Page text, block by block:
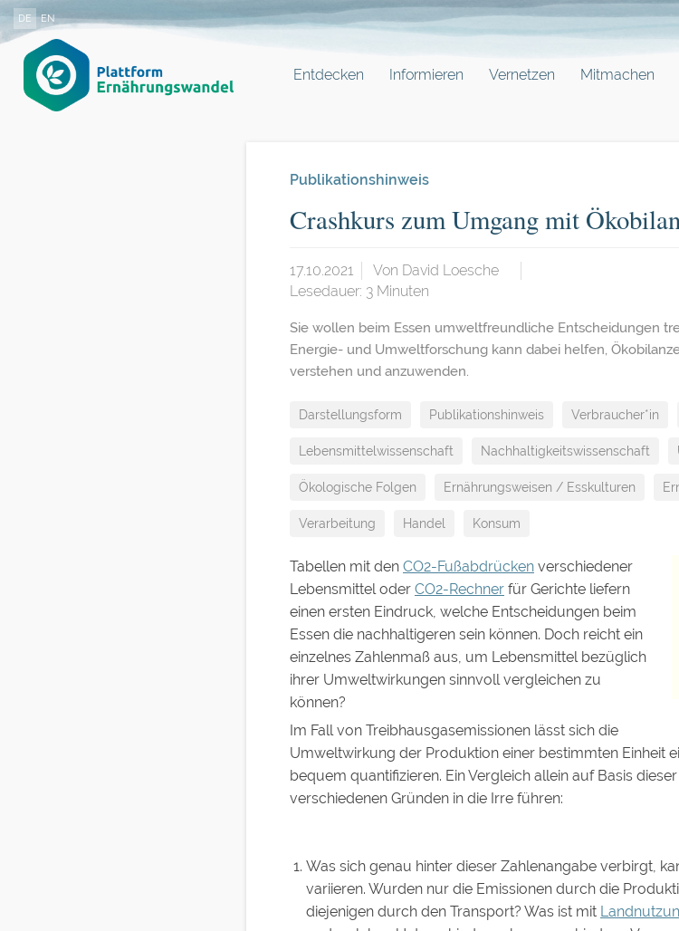
DE EN
Entdecken Informieren Vernetzen Mitmachen
Publikationshinweis
Crashkurs zum Umgang mit
17.10.2021 Von David Loesche
Lesedauer: 3 Minuten
Sie wollen beim Essen umweltfreundliche Entscheidungen
Energie- und Umweltforschung kann dabei helfen,
verstehen und anzuwenden.
Darstellungsform Publikationshinweis Verbraucher*in
Lebensmittelwissenschaft Nachhaltigkeitswissenschaft
Ökologische Folgen Ernährungsweisen / Esskulturen
Verarbeitung Handel Konsum
Tabellen mit den CO2-Fußabdrücken verschiedener
Lebensmittel oder CO2-Rechner für Gerichte liefern
einen ersten Eindruck, welche Entscheidungen beim
Essen die nachhaltigeren sein können. Doch reicht ein
einzelnes Zahlenmaß aus, um Lebensmittel bezüglich
ihrer Umweltwirkungen sinnvoll vergleichen zu
können?
Im Fall von Treibhausgasemissionen lässt sich die
Umweltwirkung der Produktion einer bestimmten Einheit
bequem quantifizieren. Ein Vergleich allein auf Basis
verschiedenen Gründen in die Irre führen:
Was sich genau hinter dieser Zahlenangabe verbirgt,
variieren. Wurden nur die Emissionen durch die
diejenigen durch den Transport? Was ist mit